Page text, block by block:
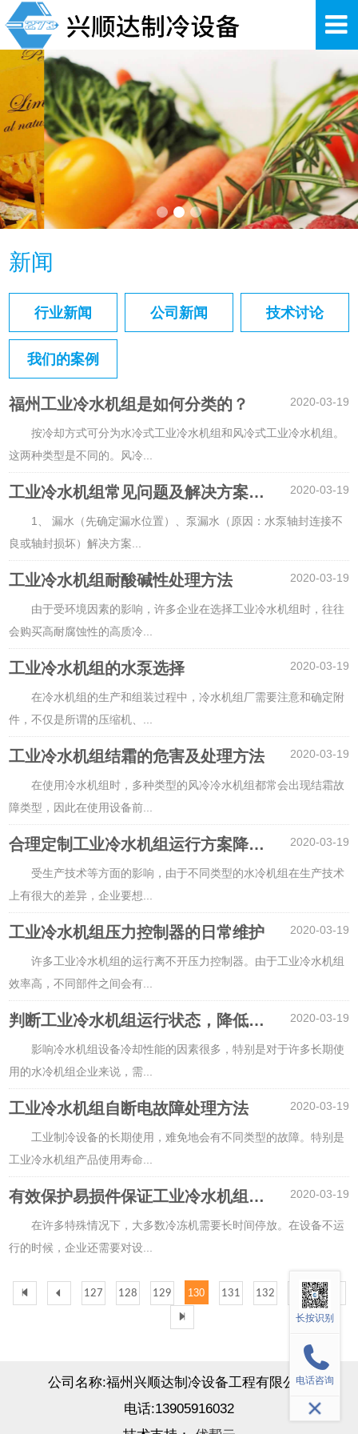
新闻
行业新闻 公司新闻 技术讨论
我们的案例
福州工业冷水机组是如何分类的？ 2020-03-19
按冷却方式可分为水冷式工业冷水机组和风冷式工业冷水机组。
这两种类型是不同的。风冷...
工业冷水机组常见问题及解决方案与大家分享！ 2020-03-19
1、 漏水（先确定漏水位置）、泵漏水（原因：水泵轴封连接不
良或轴封损坏）解决方案...
工业冷水机组耐酸碱性处理方法 2020-03-19
由于受环境因素的影响，许多企业在选择工业冷水机组时，往往
会购买高耐腐蚀性的高质冷...
工业冷水机组的水泵选择 2020-03-19
在冷水机组的生产和组装过程中，冷水机组厂需要注意和确定附
件，不仅是所谓的压缩机、 ...
工业冷水机组结霜的危害及处理方法 2020-03-19
在使用冷水机组时，多种类型的风冷冷水机组都常会出现结霜故
障类型，因此在使用设备前...
合理定制工业冷水机组运行方案降低成本和故障率 2020-03-19
受生产技术等方面的影响，由于不同类型的水冷机组在生产技术
上有很大的差异，企业要想...
工业冷水机组压力控制器的日常维护 2020-03-19
许多工业冷水机组的运行离不开压力控制器。由于工业冷水机组
效率高，不同部件之间会有...
判断工业冷水机组运行状态，降低能耗 2020-03-19
影响冷水机组设备冷却性能的因素很多，特别是对于许多长期使
用的水冷机组企业来说，需...
工业冷水机组自断电故障处理方法 2020-03-19
工业制冷设备的长期使用，难免地会有不同类型的故障。特别是
工业冷水机组产品使用寿命...
有效保护易损件保证工业冷水机组使用寿命 2020-03-19
在许多特殊情况下，大多数冷冻机需要长时间停放。在设备不运
行的时候，企业还需要对设...
127 128 129 130 131 132 133
公司名称:福州兴顺达制冷设备工程有限公司
电话:13905916032
长按识别
电话咨询